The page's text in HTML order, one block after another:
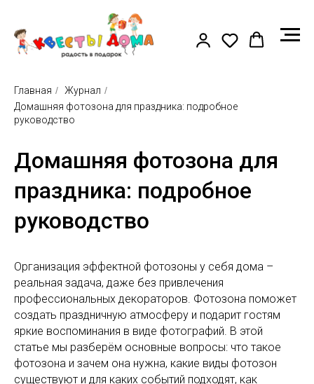
Главная / Журнал /
Домашняя фотозона для праздника: подробное
руководство
Домашняя фотозона для
праздника: подробное
руководство
Организация эффектной фотозоны у себя дома –
реальная задача, даже без привлечения
профессиональных декораторов. Фотозона поможет
создать праздничную атмосферу и подарит гостям
яркие воспоминания в виде фотографий. В этой
статье мы разберём основные вопросы: что такое
фотозона и зачем она нужна, какие виды фотозон
существуют и для каких событий подходят, как